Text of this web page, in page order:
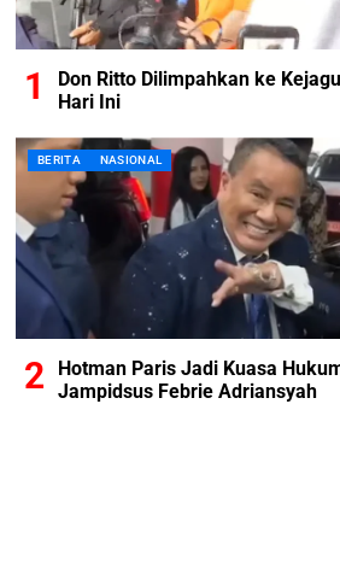
Don Ritto Dilimpahkan ke
Hari Ini
BERITA NASIONAL
Hotman Paris Jadi Kuasa
Jampidsus Febrie Adriansyah